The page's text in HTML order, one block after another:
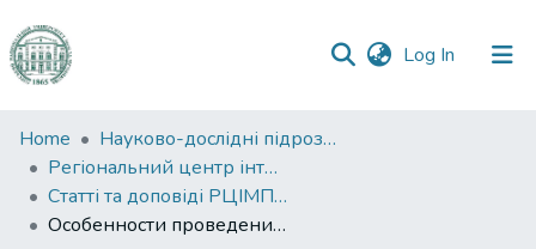
Log In (current)
Communities
&
Collections
Home
Науково-дослідні підрозділи
Регіональний центр інтегрованого моніторингу природного середовища та екологічних досліджень
Статті та доповіді РЦІМПСЕД
Особенности проведения мониторинга качества прибрежных вод острова Змеиный с учетом требований Водной директивы ЕС